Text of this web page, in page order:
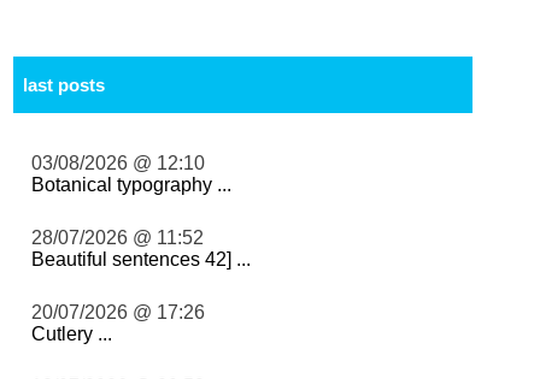
last posts
03/08/2026 @ 12:10
Botanical typography ...
28/07/2026 @ 11:52
Beautiful sentences 42] ...
20/07/2026 @ 17:26
Cutlery ...